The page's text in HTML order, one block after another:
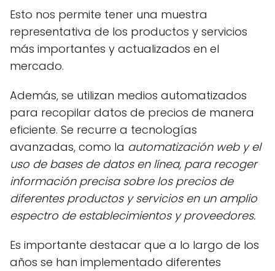
Esto nos permite tener una muestra
representativa de los productos y servicios
más importantes y actualizados en el
mercado.
Además, se utilizan medios automatizados
para recopilar datos de precios de manera
eficiente. Se recurre a tecnologías
avanzadas, como la automatización web y el
uso de bases de datos en línea, para recoger
información precisa sobre los precios de
diferentes productos y servicios en un amplio
espectro de establecimientos y proveedores.
Es importante destacar que a lo largo de los
años se han implementado diferentes